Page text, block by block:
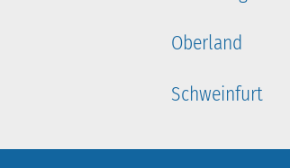
Oberland
Schweinfurt